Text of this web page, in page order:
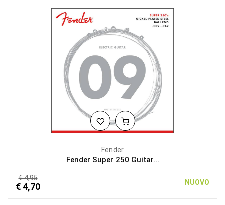
Fender
Fender Super 250 Guitar...
€ 4,95
€ 4,70 NUOVO